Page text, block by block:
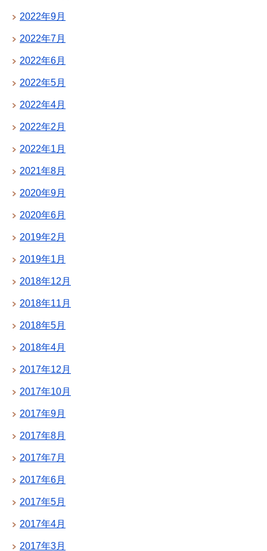
2022年9月
2022年7月
2022年6月
2022年5月
2022年4月
2022年2月
2022年1月
2021年8月
2020年9月
2020年6月
2019年2月
2019年1月
2018年12月
2018年11月
2018年5月
2018年4月
2017年12月
2017年10月
2017年9月
2017年8月
2017年7月
2017年6月
2017年5月
2017年4月
2017年3月